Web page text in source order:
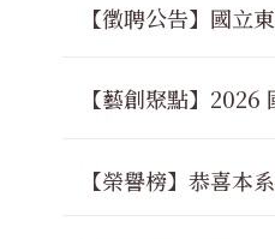
【徵聘公告】國立
【藝創聚點】
【榮譽榜】恭喜本